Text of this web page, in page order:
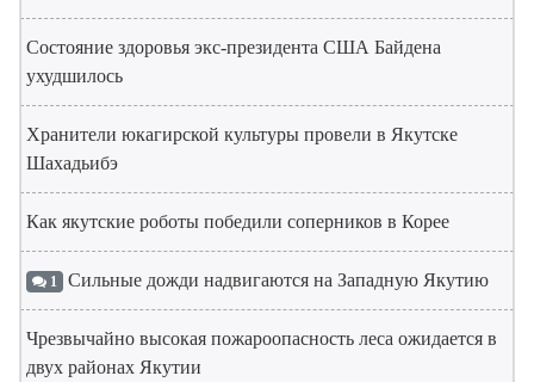
Состояние здоровья экс-президента США Байдена
ухудшилось
Хранители юкагирской культуры провели в Якутске
Шахадьибэ
Как якутские роботы победили соперников в Корее
1 Сильные дожди надвигаются на Западную Якутию
Чрезвычайно высокая пожароопасность леса ожидается в
двух районах Якутии